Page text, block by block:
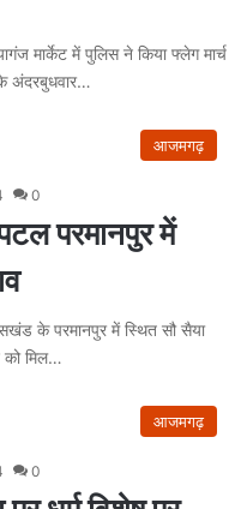
मार्केट में पुलिस ने किया फ्लेग मार्च
के अंदरबुधवार…
आजमगढ़
0
परमानपुर में
के परमानपुर में स्थित सौ सैया
मिल…
आजमगढ़
0